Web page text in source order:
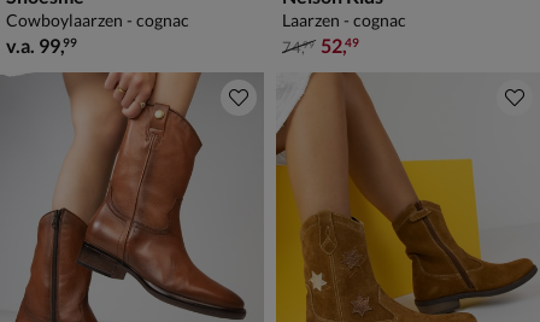
Cowboylaarzen - cognac
vanaf € 99,99
v.a. 99,99
Laarzen - cognac
van € 74,99 voor € 52,49
74,99 52,49